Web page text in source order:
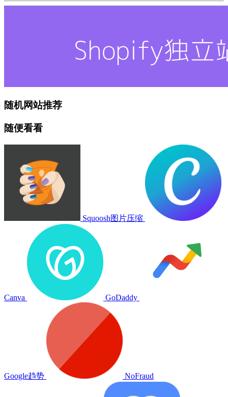
随机网站推荐
随便看看
Squoosh图片压缩
Canva GoDaddy
Google趋势 NoFraud